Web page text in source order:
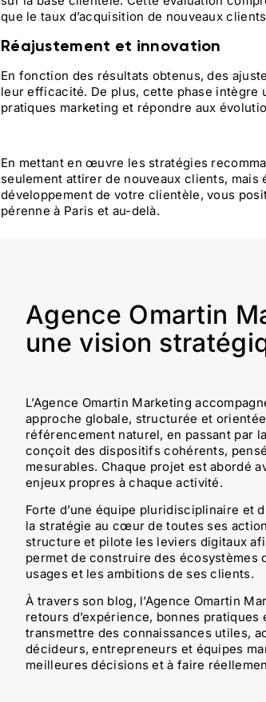
que le taux d’acquisition de nouveaux
Réajustement et innovation
En fonction des résultats obtenus, des
leur efficacité. De plus, cette phase intègre
pratiques marketing et répondre aux
En mettant en œuvre les stratégies
seulement attirer de nouveaux clients,
développement de votre clientèle, vous
pérenne à Paris et au-delà.
Agence Omartin
une vision
L’Agence Omartin Marketing
approche globale, structurée et
référencement naturel, en passant par
conçoit des dispositifs cohérents,
mesurables. Chaque projet est abordé
enjeux propres à chaque activité.
Forte d’une équipe pluridisciplinaire et
la stratégie au cœur de toutes ses
structure et pilote les leviers digitaux
permet de construire des écosystèmes
usages et les ambitions de ses clients.
À travers son blog, l’Agence Omartin
retours d’expérience, bonnes
transmettre des connaissances utiles,
décideurs, entrepreneurs et équipes
meilleures décisions et à faire